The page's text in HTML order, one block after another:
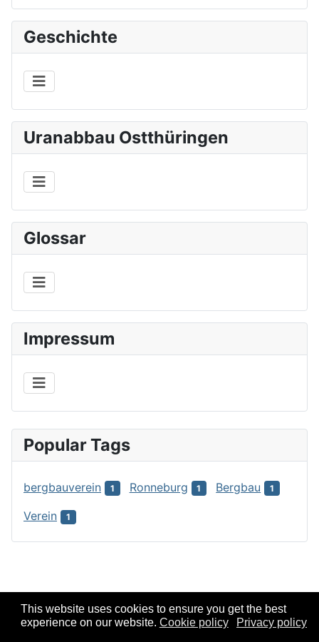
This website uses cookies to ensure you get the best
experience on our website. Cookie policy Privacy policy
Geschichte
Uranabbau Ostthüringen
Glossar
Impressum
Popular Tags
bergbauverein 1 Ronneburg 1 Bergbau 1
Verein 1